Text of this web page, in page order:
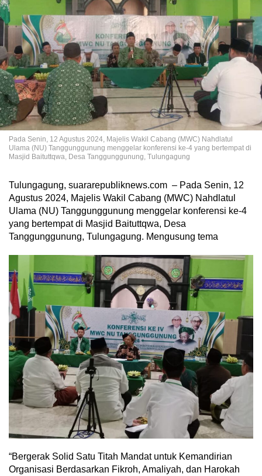
Pada Senin, 12 Agustus 2024, Majelis Wakil Cabang (MWC) Nahdlatul
Ulama (NU) Tanggunggunung menggelar konferensi ke-4 yang bertempat di
Masjid Baituttqwa, Desa Tanggunggunung, Tulungagung
Tulungagung, suararepubliknews.com – Pada Senin, 12
Agustus 2024, Majelis Wakil Cabang (MWC) Nahdlatul
Ulama (NU) Tanggunggunung menggelar konferensi ke-4
yang bertempat di Masjid Baituttqwa, Desa
Tanggunggunung, Tulungagung. Mengusung tema
“Bergerak Solid Satu Titah Mandat untuk Kemandirian
Organisasi Berdasarkan Fikroh, Amaliyah, dan Harokah